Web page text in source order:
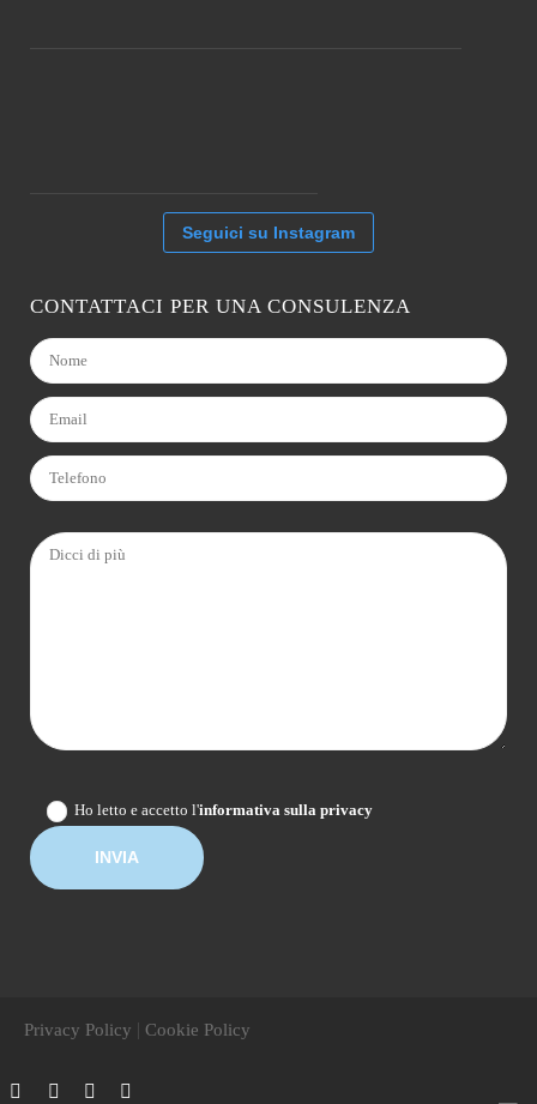
Seguici su Instagram
CONTATTACI PER UNA CONSULENZA
Ho letto e accetto l'informativa sulla privacy
Privacy Policy | Cookie Policy